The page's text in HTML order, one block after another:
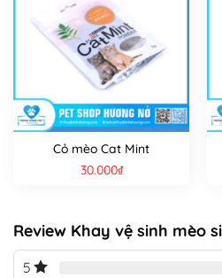
Cỏ mèo Cat Mint
30.000₫
Review Khay vệ sinh mèo
5